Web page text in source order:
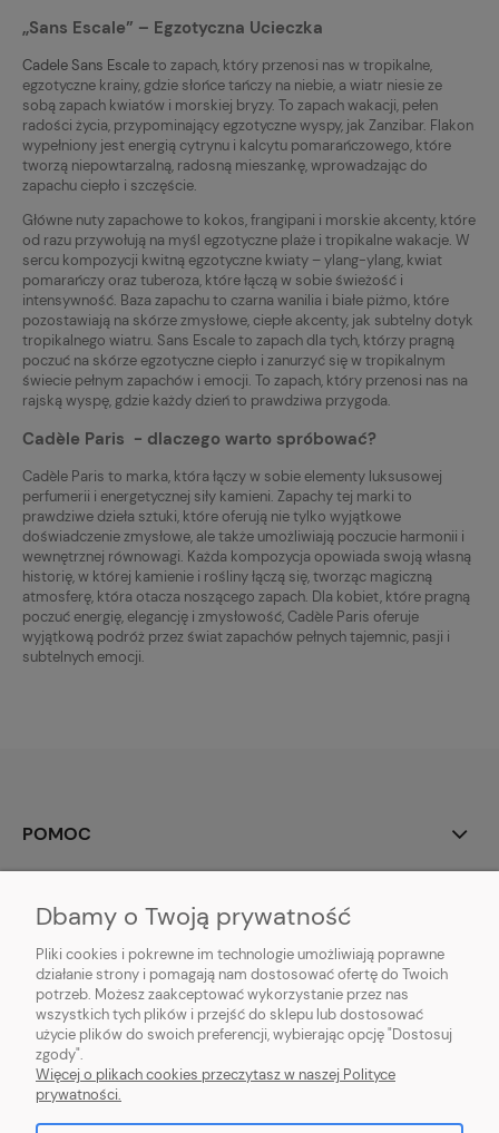
„Sans Escale” – Egzotyczna Ucieczka
Cadele Sans Escaleto zapach, który przenosi nas w tropikalne,
egzotyczne krainy, gdzie słońce tańczy na niebie, a wiatr niesie ze
sobą zapach kwiatów i morskiej bryzy. To zapach wakacji, pełen
radości życia, przypominający egzotyczne wyspy, jak Zanzibar. Flakon
wypełniony jest energią cytrynu i kalcytu pomarańczowego, które
tworzą niepowtarzalną, radosną mieszankę, wprowadzając do
zapachu ciepło i szczęście.
Główne nuty zapachowe to kokos, frangipani i morskie akcenty, które
od razu przywołują na myśl egzotyczne plaże i tropikalne wakacje. W
sercu kompozycji kwitną egzotyczne kwiaty – ylang-ylang, kwiat
pomarańczy oraz tuberoza, które łączą w sobie świeżość i
intensywność. Baza zapachu to czarna wanilia i białe piżmo, które
pozostawiają na skórze zmysłowe, ciepłe akcenty, jak subtelny dotyk
tropikalnego wiatru. Sans Escale to zapach dla tych, którzy pragną
poczuć na skórze egzotyczne ciepło i zanurzyć się w tropikalnym
świecie pełnym zapachów i emocji. To zapach, który przenosi nas na
rajską wyspę, gdzie każdy dzień to prawdziwa przygoda.
Cadèle Paris - dlaczego warto spróbować?
Cadèle Paris to marka, która łączy w sobie elementy luksusowej
perfumerii i energetycznej siły kamieni. Zapachy tej marki to
prawdziwe dzieła sztuki, które oferują nie tylko wyjątkowe
doświadczenie zmysłowe, ale także umożliwiają poczucie harmonii i
wewnętrznej równowagi. Każda kompozycja opowiada swoją własną
historię, w której kamienie i rośliny łączą się, tworząc magiczną
atmosferę, która otacza noszącego zapach. Dla kobiet, które pragną
poczuć energię, elegancję i zmysłowość, Cadèle Paris oferuje
wyjątkową podróż przez świat zapachów pełnych tajemnic, pasji i
subtelnych emocji.
POMOC
MOJE KONTO
PŁATNOŚCI I DOSTAWA
O NAS I DO NAS
Dbamy o Twoją prywatność
Pliki cookies i pokrewne im technologie umożliwiają poprawne
działanie strony i pomagają nam dostosować ofertę do Twoich
potrzeb. Możesz zaakceptować wykorzystanie przez nas
wszystkich tych plików i przejść do sklepu lub dostosować
użycie plików do swoich preferencji, wybierając opcję "Dostosuj
zgody".
Więcej o plikach cookies przeczytasz w naszej Polityce
prywatności.